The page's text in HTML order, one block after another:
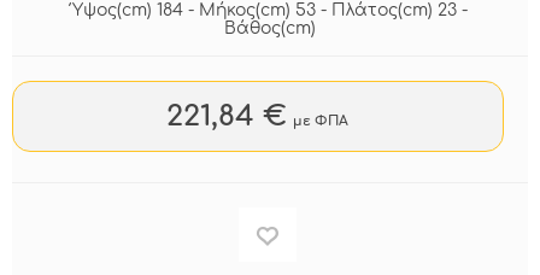
Ύψος(cm) 184 - Μήκος(cm) 53 - Πλάτος(cm) 23 -
Βάθος(cm)
221,84 € με ΦΠΑ